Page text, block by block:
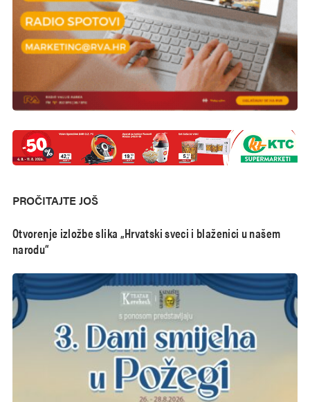
PROČITAJTE JOŠ
Otvorenje izložbe slika „Hrvatski sveci i blaženici u našem
narodu“